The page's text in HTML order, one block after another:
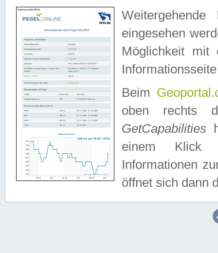
eingesehen
Möglichkeit mit
Beim
oben rechts
GetCapabilities
einem Klick
Informationen
öffnet sich dann